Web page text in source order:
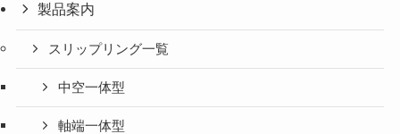
製品案内
スリップリング一覧
中空一体型
軸端一体型